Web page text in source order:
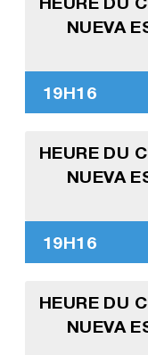
NUEVA
19H16
HEURE DU
NUEVA
19H16
HEURE DU
NUEVA